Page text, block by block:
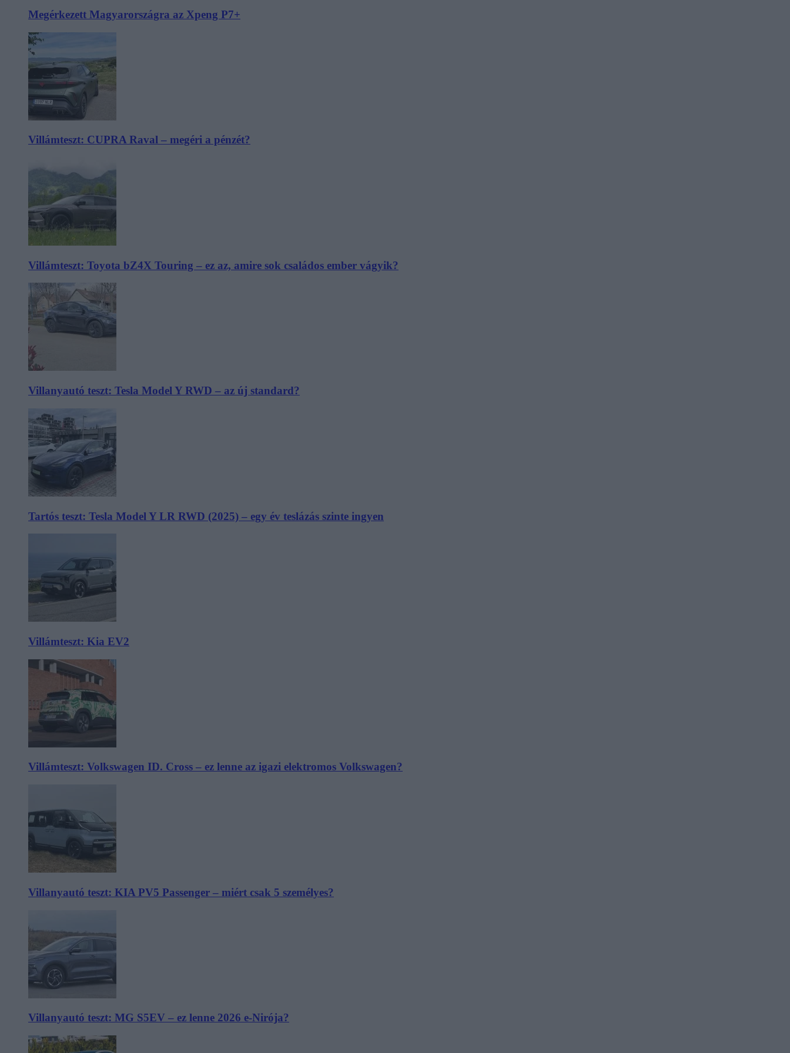
Megérkezett Magyarországra az Xpeng P7+
Villámteszt: CUPRA Raval – megéri a pénzét?
Villámteszt: Toyota bZ4X Touring – ez az, amire sok családos ember vágyik?
Villanyautó teszt: Tesla Model Y RWD – az új standard?
Tartós teszt: Tesla Model Y LR RWD (2025) – egy év teslázás szinte ingyen
Villámteszt: Kia EV2
Villámteszt: Volkswagen ID. Cross – ez lenne az igazi elektromos Volkswagen?
Villanyautó teszt: KIA PV5 Passenger – miért csak 5 személyes?
Villanyautó teszt: MG S5EV – ez lenne 2026 e-Nirója?